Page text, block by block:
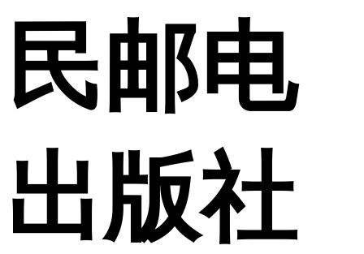
民邮电
出版社